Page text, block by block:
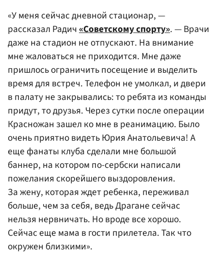
«У меня сейчас дневной стационар, —
рассказал Радич«Советскому спорту». — Врачи
даже на стадион не отпускают. На внимание
мне жаловаться не приходится. Мне даже
пришлось ограничить посещение и выделить
время для встреч. Телефон не умолкал, и двери
в палату не закрывались: то ребята из команды
придут, то друзья. Через сутки после операции
Красножан зашел ко мне в реанимацию. Было
очень приятно видеть Юрия Анатольевича! А
еще фанаты клуба сделали мне большой
баннер, на котором по-сербски написали
пожелания скорейшего выздоровления.
За жену, которая ждет ребенка, переживал
больше, чем за себя, ведь Драгане сейчас
нельзя нервничать. Но вроде все хорошо.
Сейчас еще мама в гости прилетела. Так что
окружен близкими».